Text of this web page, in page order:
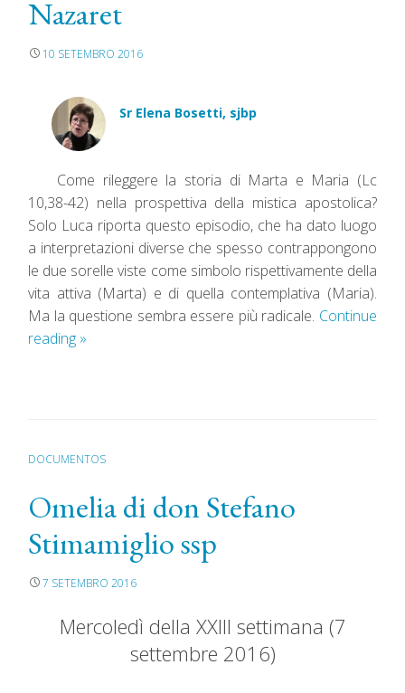
Nazaret
10 SETEMBRO 2016
Sr Elena Bosetti, sjbp
Come rileggere la storia di Marta e Maria (Lc
10,38-42) nella prospettiva della mistica apostolica?
Solo Luca riporta questo episodio, che ha dato luogo
a interpretazioni diverse che spesso contrappongono
le due sorelle viste come simbolo rispettivamente della
vita attiva (Marta) e di quella contemplativa (Maria).
Ma la questione sembra essere più radicale. Continue
reading »
DOCUMENTOS
Omelia di don Stefano
Stimamiglio ssp
7 SETEMBRO 2016
Mercoledì della XXIII settimana (7
settembre 2016)